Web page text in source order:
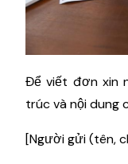
Để viết đơn xin
trúc và nội dung
[Người gửi (tên,